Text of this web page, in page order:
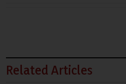
Related Articles